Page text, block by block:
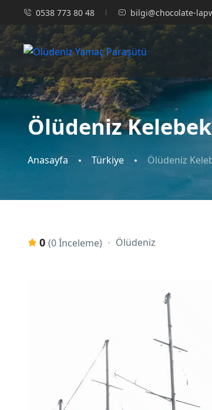
0538 773 80 48 bilgi@chocolate-
Ölüdeniz
Anasayfa Türkiye Ölüdeniz
0 (0 İnceleme) Ölüdeniz